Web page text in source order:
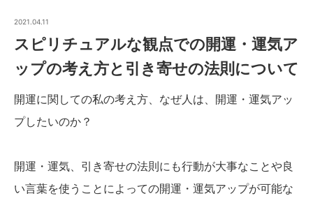
2021.04.11
スピリチュアルな観点での開運・運気ア
ップの考え方と引き寄せの法則について
開運に関しての私の考え方、なぜ人は、開運・運気アッ
プしたいのか？
開運・運気、引き寄せの法則にも行動が大事なことや良
い言葉を使うことによっての開運・運気アップが可能な